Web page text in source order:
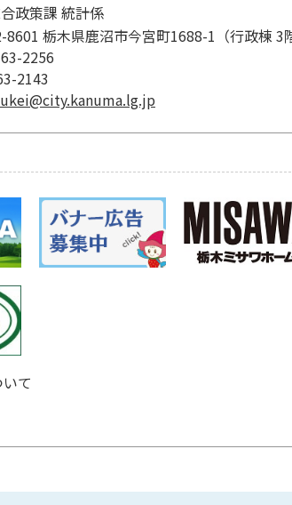
政策課 統計係
8601 栃木県鹿沼市今宮町1688-1（行政棟 3
2256
2143
て